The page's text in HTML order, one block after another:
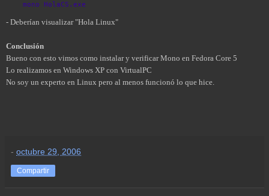
mono HolaCS.exe
- Deberían visualizar "Hola Linux"
Conclusión
Bueno con esto vimos como instalar y verificar Mono en Fedora Core 5
Lo realizamos en Windows XP con VirtualPC
No soy un experto en Linux pero al menos funcionó lo que hice.
- octubre 29, 2006
Compartir